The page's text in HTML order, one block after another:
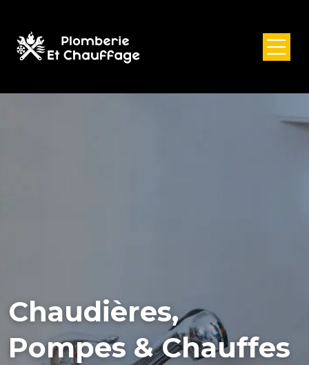
Chaudières,
Pompes & Chauffes